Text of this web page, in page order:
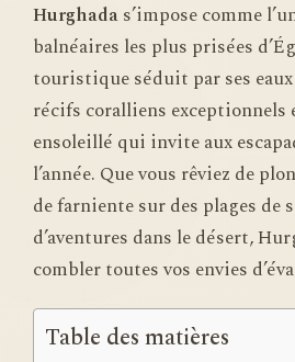
Hurghadas’impose comme
balnéaires les plus prisées
touristique séduit par ses
récifs coralliens exceptionnels
ensoleillé qui invite aux
l’année. Que vous rêviez de
de farniente sur des plages de
d’aventures dans le désert,
combler toutes vos envies
Table des matières